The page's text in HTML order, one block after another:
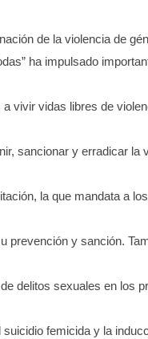
de la violencia de
ha impulsado
vivir vidas libres de
sancionar y erradicar la
la que mandata a
prevención y sanción.
delitos sexuales en los
femicida y la